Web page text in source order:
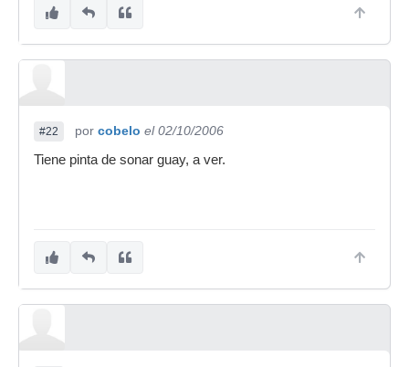
#22 por cobelo el 02/10/2006
Tiene pinta de sonar guay, a ver.